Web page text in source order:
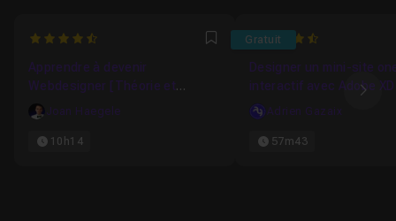
4.7083333333333 Favori
Apprendre à devenir
Webdesigner [Théorie et
Pratique]
Joan Haegele
10h14
Gratuit
4.5
Designer un mini-site
interactif avec Adobe XD
Adrien Gazaix
57m43